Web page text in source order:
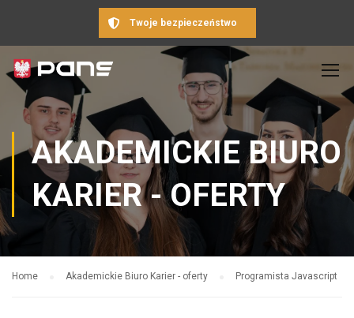
Twoje bezpieczeństwo
AKADEMICKIE BIURO
KARIER - OFERTY
Home Akademickie Biuro Karier - oferty Programista Javascript